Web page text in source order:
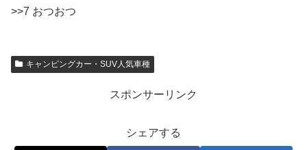
>>7 おつおつ
キャンピングカー・SUV人気車種
スポンサーリンク
シェアする